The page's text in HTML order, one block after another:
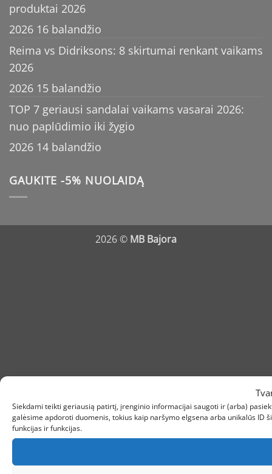
Siekdami teikti geriausią patirtį, įrenginio informacijai saugoti ir (arba)
galėsime apdoroti duomenis, tokius kaip naršymo elgsena arba unikalūs
funkcijas ir funkcijas.
produktai 2026
2026 16 balandžio
Reima vs Didriksons: 8 skirtumai renkant vaikams
2026
2026 15 balandžio
TOP 7 geriausi sandalai vaikams vasarai 2026:
nuo paplūdimio iki žygio
2026 14 balandžio
GAUKITE -5% NUOLAIDĄ
2026 © MB Bajora